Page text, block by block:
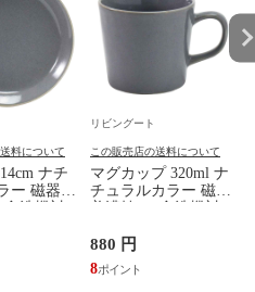
料について
ナチ
ー 磁器
食洗機対
ザート皿
日本製
レート ケ
リビングート
この販売店の送料について
マグカップ 320ml ナ
チュラルカラー 磁器
美濃焼 （ 食洗機対
マグ コップ カップ
コーヒー 紅茶 珈琲
カフェオレ ミルク
880 円
8